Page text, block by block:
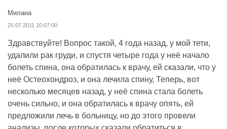
Милана
25.07.2011 10:07:00
Здравствуйте! Вопрос такой, 4 года назад, у мой тети,
удалили рак груди, и спустя четыре года у неё начало
болеть спина, она обратилась к врачу, ей сказали, что у
неё Остеохондроз, и она лечила спину, Теперь, вот
несколько месяцев назад, у неё спина стала болеть
очень сильно, и она обратилась к врачу опять, ей
предложили лечь в больницу, но до этого провели